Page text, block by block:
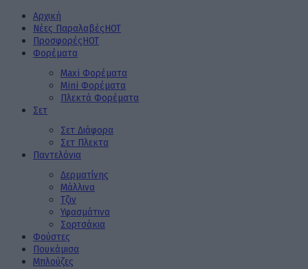
Αρχική
Νέες ΠαραλαβέςHOT
ΠροσφορέςHOT
Φορέματα
Maxi Φορέματα
Mini Φορέματα
Πλεκτά Φορέματα
Σετ
Σετ Διάφορα
Σετ Πλεκτα
Παντελόνια
Δερματίνης
Μάλλινα
Τζιν
Υφασμάτινα
Σορτσάκια
Φούστες
Πουκάμισα
Μπλούζες